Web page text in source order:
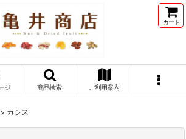
カート
ジ 商品検索 ご利用案内
> カシス